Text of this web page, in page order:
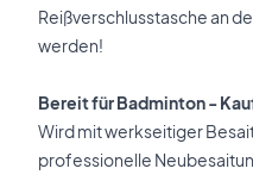
Reißverschlusstasche an
werden!
Bereit für Badminton -
Wird mit werkseitiger
professionelle